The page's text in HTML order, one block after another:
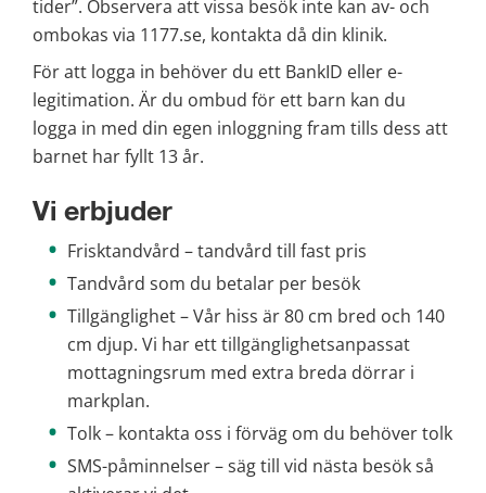
tider”. Observera att vissa besök inte kan av- och
ombokas via 1177.se, kontakta då din klinik.
För att logga in behöver du ett BankID eller e-
legitimation. Är du ombud för ett barn kan du
logga in med din egen inloggning fram tills dess att
barnet har fyllt 13 år.
Vi erbjuder
Frisktandvård – tandvård till fast pris
Tandvård som du betalar per besök
Tillgänglighet – Vår hiss är 80 cm bred och 140
cm djup. Vi har ett tillgänglighetsanpassat
mottagningsrum med extra breda dörrar i
markplan.
Tolk – kontakta oss i förväg om du behöver tolk
SMS-påminnelser – säg till vid nästa besök så